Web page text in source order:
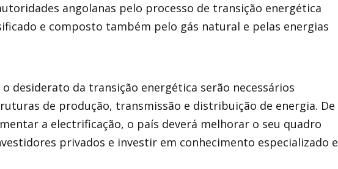
angolanas pelo processo de transição energética
e composto também pelo gás natural e pelas energias
desiderato da transição energética serão necessários
de produção, transmissão e distribuição de energia. De
a electrificação, o país deverá melhorar o seu quadro
privados e investir em conhecimento especializado e